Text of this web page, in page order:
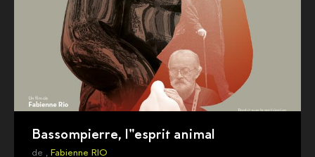
Bassompierre, l"esprit animal
de , Fabienne RIO